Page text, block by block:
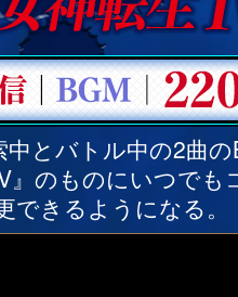
中とバトル中の2曲
』のものにいつで
できるようになる。